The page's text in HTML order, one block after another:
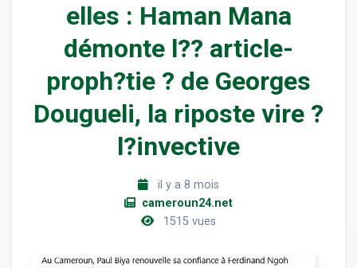
elles : Haman Mana
démonte l?? article-
proph?tie ? de Georges
Dougueli, la riposte vire ?
l?invective
il y a 8 mois
cameroun24.net
1515 vues